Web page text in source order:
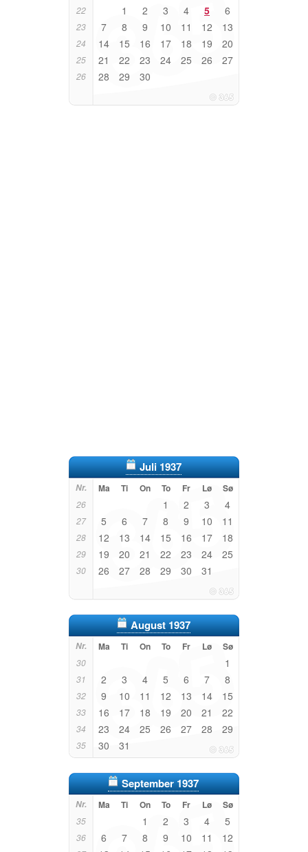
22 1 2 3 4 5 6
23 7 8 9 10 11 12 13
24 14 15 16 17 18 19 20
25 21 22 23 24 25 26 27
26 28 29 30
Juli 1937
Nr. Ma Ti On To Fr Lø Sø
26 1 2 3 4
27 5 6 7 8 9 10 11
28 12 13 14 15 16 17 18
29 19 20 21 22 23 24 25
30 26 27 28 29 30 31
August 1937
Nr. Ma Ti On To Fr Lø Sø
30 1
31 2 3 4 5 6 7 8
32 9 10 11 12 13 14 15
33 16 17 18 19 20 21 22
34 23 24 25 26 27 28 29
35 30 31
September 1937
Nr. Ma Ti On To Fr Lø Sø
35 1 2 3 4 5
36 6 7 8 9 10 11 12